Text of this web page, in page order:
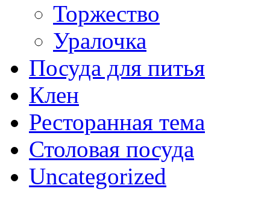
Торжество
Уралочка
Посуда для питья
Клен
Ресторанная тема
Столовая посуда
Uncategorized